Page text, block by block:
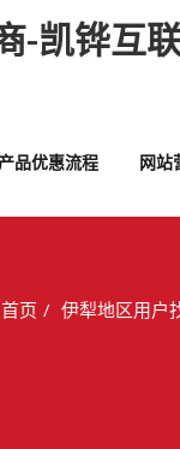
-凯铧互
品优惠流程 网站
首页 伊犁地区用户